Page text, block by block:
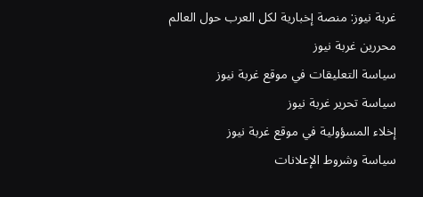
غربة نيوز: منصة إخبارية لكل العرب حول العالم
محررين غربة نيوز
سياسة التعليقات في موقع غربة نيوز
سياسة تحرير غربة نيوز
إخلاء المسؤولية في موقع غربة نيوز
سياسة وشروط الإعلانات